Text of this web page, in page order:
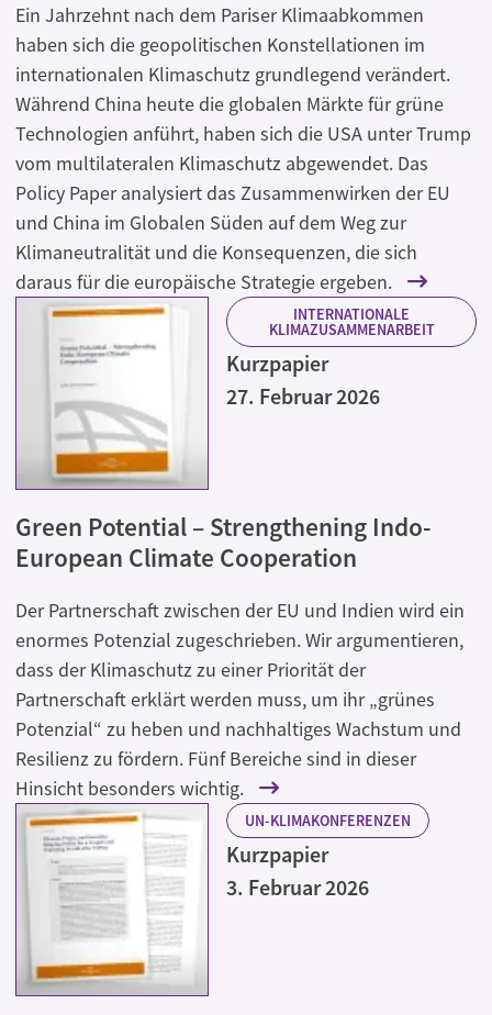
Ein Jahrzehnt nach dem Pariser Klimaabkommen
haben sich die geopolitischen Konstellationen im
internationalen Klimaschutz grundlegend verändert.
Während China heute die globalen Märkte für grüne
Technologien anführt, haben sich die USA unter Trump
vom multilateralen Klimaschutz abgewendet. Das
Policy Paper analysiert das Zusammenwirken der EU
und China im Globalen Süden auf dem Weg zur
Klimaneutralität und die Konsequenzen, die sich
daraus für die europäische Strategie ergeben.
INTERNATIONALE
KLIMAZUSAMMENARBEIT
Kurzpapier
27. Februar 2026
Green Potential – Strengthening Indo-
European Climate Cooperation
Der Partnerschaft zwischen der EU und Indien wird ein
enormes Potenzial zugeschrieben. Wir argumentieren,
dass der Klimaschutz zu einer Priorität der
Partnerschaft erklärt werden muss, um ihr „grünes
Potenzial“ zu heben und nachhaltiges Wachstum und
Resilienz zu fördern. Fünf Bereiche sind in dieser
Hinsicht besonders wichtig.
UN-KLIMAKONFERENZEN
Kurzpapier
3. Februar 2026